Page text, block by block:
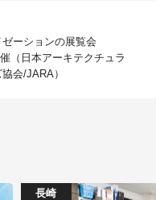
ーションの展覧会
（日本アーキテクチュラ
会/JARA）
長崎